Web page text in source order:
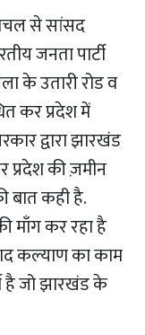
से सांसद
जनता पार्टी
के उतारी रोड व
कर प्रदेश में
द्वारा झारखंड
प्रदेश की ज़मीन
कही है.
माँग कर रहा है
कल्याण का काम
है जो झारखंड के